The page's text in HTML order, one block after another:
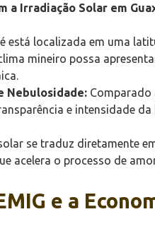
a Irradiação Solar em
está localizada em uma
mineiro possa
Nebulosidade: Comparado
e intensidade da
se traduz diretamente
acelera o processo de
e a